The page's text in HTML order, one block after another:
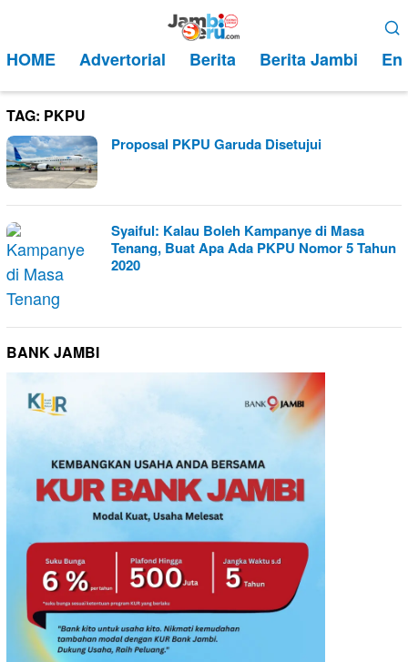
kontenMobile
HOME Advertorial Berita Berita Jambi
TAG: PKPU
Proposal PKPU Garuda Disetujui
Syaiful: Kalau Boleh Kampanye di Masa
Tenang, Buat Apa Ada PKPU Nomor 5 Tahun
2020
BANK JAMBI